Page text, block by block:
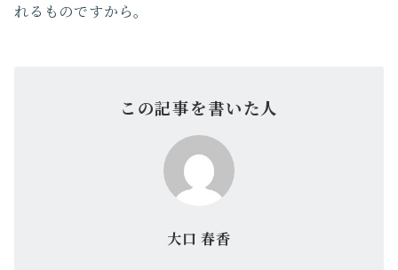
れるものですから。
この記事を書いた人
大口 春香